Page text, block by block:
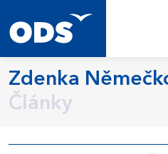
Zdenka
Články